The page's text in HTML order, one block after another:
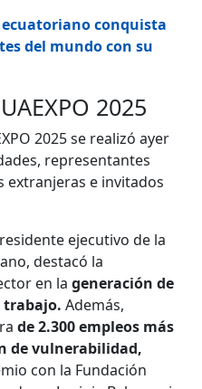
conquista
del mundo con su
2025
2025 se realizó ayer
representantes
extranjeras e invitados
ejecutivo de la
destacó la
en lageneración de
trabajo. Además,
de 2.300 empleos más
de vulnerabilidad,
con la Fundación